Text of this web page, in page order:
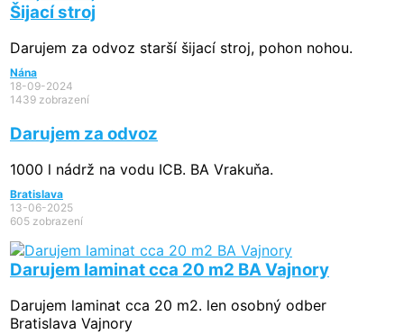
Šijací stroj
Darujem za odvoz starší šijací stroj, pohon nohou.
Nána
18-09-2024
1439 zobrazení
Darujem za odvoz
1000 l nádrž na vodu ICB. BA Vrakuňa.
Bratislava
13-06-2025
605 zobrazení
Darujem laminat cca 20 m2 BA Vajnory
Darujem laminat cca 20 m2. len osobný odber
Bratislava Vajnory